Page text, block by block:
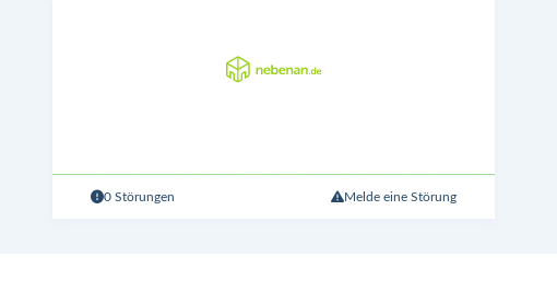
0 Störungen Melde eine Störung